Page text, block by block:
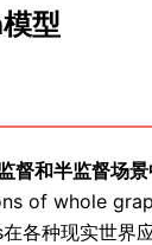
型
督和半监督场
of whole
各种现实世界